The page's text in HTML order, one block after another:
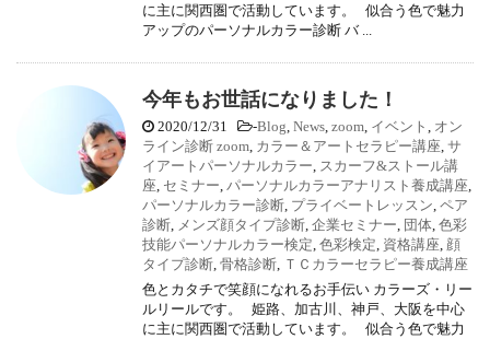
に主に関西圏で活動しています。 似合う色で魅力
アップのパーソナルカラー診断 バ ...
今年もお世話になりました！
2020/12/31 -Blog, News, zoom, イベント , オン
ライン診断 zoom, カラー＆アートセラピー講座, サ
イアートパーソナルカラー, スカーフ&ストール講
座, セミナー, パーソナルカラーアナリスト養成講座,
パーソナルカラー診断, プライベートレッスン, ペア
診断, メンズ顔タイプ診断, 企業セミナー, 団体, 色彩
技能パーソナルカラー検定, 色彩検定, 資格講座, 顔
タイプ診断, 骨格診断, ＴＣカラーセラピー養成講座
色とカタチで笑顔になれるお手伝い カラーズ・リー
ルリールです。 姫路、加古川、神戸、大阪を中心
に主に関西圏で活動しています。 似合う色で魅力